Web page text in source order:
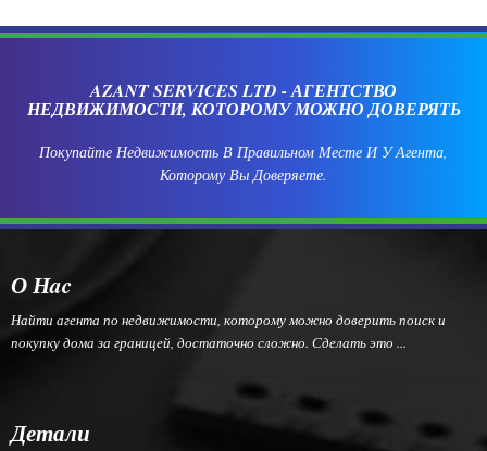
AZANT SERVICES LTD - АГЕНТСТВО
НЕДВИЖИМОСТИ, КОТОРОМУ МОЖНО ДОВЕРЯТЬ
Покупайте Недвижимость В Правильном Месте И У Агента,
Которому Вы Доверяете.
О Нac
Найти агента по недвижимости, которому можно доверить поиск и
покупку дома за границей, достаточно сложно. Сделать это ...
Детали